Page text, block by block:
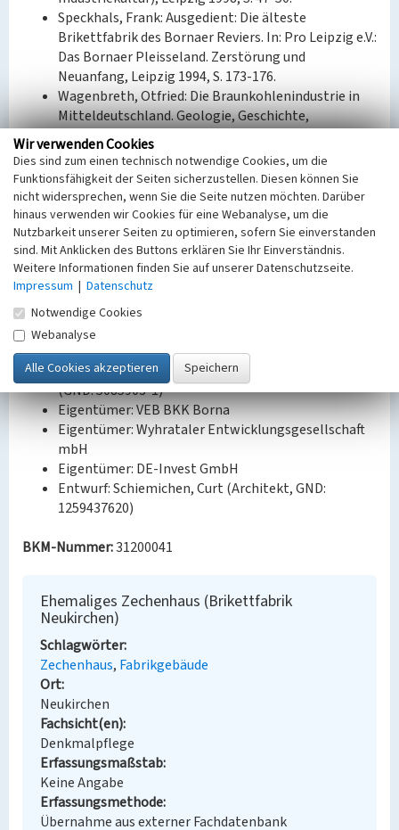
Speckhals, Frank: Ausgedient: Die älteste
Brikettfabrik des Bornaer Reviers. In: Pro Leipzig e.V.:
Das Bornaer Pleisseland. Zerstörung und
Neuanfang, Leipzig 1994, S. 173-176.
Wagenbreth, Otfried: Die Braunkohlenindustrie in
Mitteldeutschland. Geologie, Geschichte,
Sachzeugen. Beucha/Markkleeberg 2011, S. 285.
Bauherr / Auftraggeber:
Eigentümer: Deutsche Kohlenbergbau-Gesellschaft
m.b.H.
Eigentümer: Braunkohlenwerke Salzdetfurth A.G.
Eigentümer: Kombinat Petergrube (SAG)
Eigentümer: Sachsen (GND: 4051176-5)
Eigentümer: Werksgruppe Neukirchen, VVB
Braunkohle, Borna
Eigentümer: Werksgruppe Thräna, VVB Braunkohle,
Borna
Eigentümer: BKW Thräna, VVB Braunkohle, Borna
(GND: 5085903-1)
Eigentümer: VEB BKK Borna
Eigentümer: Wyhrataler Entwicklungsgesellschaft
mbH
Eigentümer: DE-Invest GmbH
Entwurf: Schiemichen, Curt (Architekt, GND:
1259437620)
BKM-Nummer:31200041
Ehemaliges Zechenhaus (Brikettfabrik
Neukirchen)
Schlagwörter
Zechenhaus Fabrikgebäude
Ort
Neukirchen
Fachsicht(en)
Denkmalpflege
Erfassungsmaßstab
Keine Angabe
Erfassungsmethode
Übernahme aus externer Fachdatenbank
Wir verwenden Cookies
Dies sind zum einen technisch notwendige Cookies, um die
Funktionsfähigkeit der Seiten sicherzustellen. Diesen können Sie
nicht widersprechen, wenn Sie die Seite nutzen möchten. Darüber
hinaus verwenden wir Cookies für eine Webanalyse, um die
Nutzbarkeit unserer Seiten zu optimieren, sofern Sie einverstanden
sind. Mit Anklicken des Buttons erklären Sie Ihr Einverständnis.
Weitere Informationen finden Sie auf unserer Datenschutzseite.
Impressum | Datenschutz
Notwendige Cookies
Webanalyse